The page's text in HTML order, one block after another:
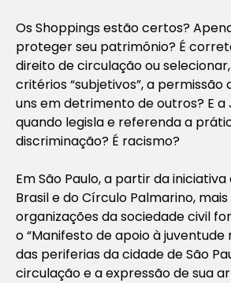
Os Shoppings estão certos?
proteger seu patrimônio? É
direito de circulação ou
critérios “subjetivos”, a
uns em detrimento de outros? E
quando legisla e referenda a
discriminação? É racismo?
Em São Paulo, a partir da
Brasil e do Círculo Palmarino, mais
organizações da sociedade civil
o “Manifesto de apoio à
das periferias da cidade de São
circulação e a expressão de sua